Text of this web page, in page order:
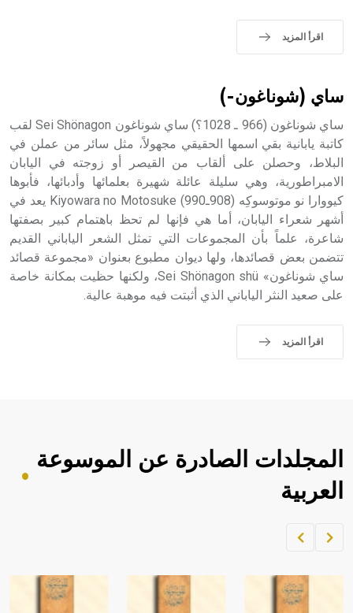
اقرأ المزيد
ساي (شوناغون-)
ساي شوناغون (966 ـ 1028؟) ساي شوناغون Sei Shönagon لقب
كاتبة يابانية بقي اسمها الحقيقي مجهولاً، مثل سائر من عملن في
البلاط، وحصلن على ألقاب من القيصر أو زوجته في اليابان
الامبراطورية، وهي سليلة عائلة شهيرة بعلمائها وأدبائها، فأبوها
كيووارا نو موتوسوكِه (908ـ990) Kiyowara no Motosuke يعد في
أشهر شعراء اليابان، أما هي فإنها لم تحظ باهتمام كبير بصفتها
شاعرة، علماً بأن المجموعات التي تمثل الشعر الياباني القديم
تتضمن بعض قصائدها، ولها ديوان مطبوع بعنوان «مجموعة قصائد
ساي شوناغون» Sei Shönagon shü، ولكنها حظيت بمكانة خاصة
على صعيد النثر الياباني الذي أثبتت فيه موهبة عالية.
اقرأ المزيد
المجلدات الصادرة عن الموسوعة
العربية